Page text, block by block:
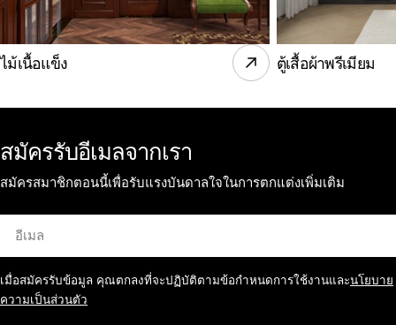
ไม้เนื้อแข็ง ตู้เสื้อผ้าพรีเมียม
สมัครรับอีเมลจากเรา
สมัครสมาชิกตอนนี้เพื่อรับแรงบันดาลใจในการตกแต่งเพิ่มเติม
อีเมล
เมื่อสมัครรับข้อมูล คุณตกลงที่จะปฏิบัติตามข้อกำหนดการใช้งานและนโยบาย
ความเป็นส่วนตัว